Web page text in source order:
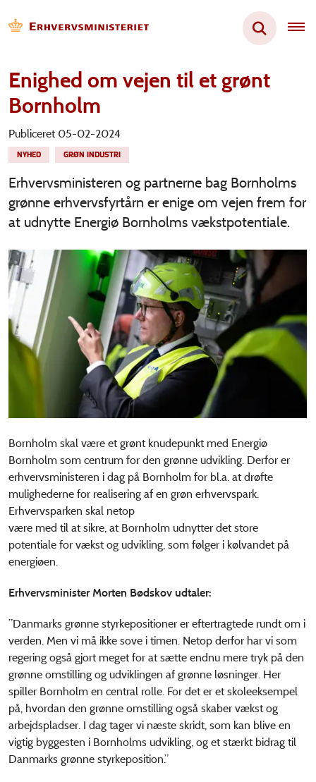
Enighed om vejen til et grønt
Bornholm
Publiceret 05-02-2024
NYHED GRØN INDUSTRI
Erhvervsministeren og partnerne bag Bornholms
grønne erhvervsfyrtårn er enige om vejen frem for
at udnytte Energiø Bornholms vækstpotentiale.
Bornholm skal være et grønt knudepunkt med Energiø
Bornholm som centrum for den grønne udvikling. Derfor er
erhvervsministeren i dag på Bornholm for bl.a. at drøfte
mulighederne for realisering af en grøn erhvervspark.
Erhvervsparken skal netop
være med til at sikre, at Bornholm udnytter det store
potentiale for vækst og udvikling, som følger i kølvandet på
energiøen.
Erhvervsminister Morten Bødskov udtaler:
”Danmarks grønne styrkepositioner er eftertragtede rundt om i
verden. Men vi må ikke sove i timen. Netop derfor har vi som
regering også gjort meget for at sætte endnu mere tryk på den
grønne omstilling og udviklingen af grønne løsninger. Her
spiller Bornholm en central rolle. For det er et skoleeksempel
på, hvordan den grønne omstilling også skaber vækst og
arbejdspladser. I dag tager vi næste skridt, som kan blive en
vigtig byggesten i Bornholms udvikling, og et stærkt bidrag til
Danmarks grønne styrkeposition.”